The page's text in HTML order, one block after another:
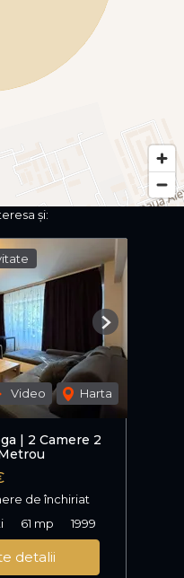
și:
Video Harta
Next
| 2 Camere 2
de închiriat
61 mp 1999
detalii